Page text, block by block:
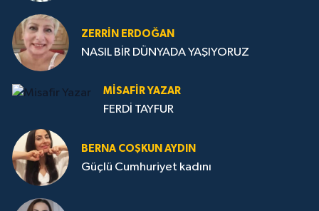
ZERRIN ERDOĞAN
NASIL BİR DÜNYADA YAŞIYORUZ
MISAFIR YAZAR
FERDİ TAYFUR
BERNA COŞKUN AYDIN
Güçlü Cumhuriyet kadını